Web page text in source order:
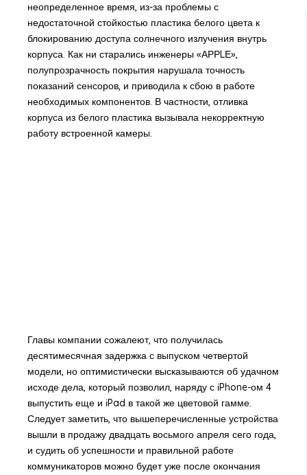
неопределенное время, из-за проблемы с
недостаточной стойкостью пластика белого цвета к
блокированию доступа солнечного излучения внутрь
корпуса. Как ни старались инженеры «АРРLЕ»,
полупрозрачность покрытия нарушала точность
показаний сенсоров, и приводила к сбою в работе
необходимых компонентов. В частности, отливка
корпуса из белого пластика вызывала некорректную
работу встроенной камеры.
Главы компании сожалеют, что получилась
десятимесячная задержка с выпуском четвертой
модели, но оптимистически высказываются об удачном
исходе дела, который позволил, наряду с іPhone-ом 4
выпустить еще и іPad в такой же цветовой гамме.
Следует заметить, что вышеперечисленные устройства
вышли в продажу двадцать восьмого апреля сего года,
и судить об успешности и правильной работе
коммуникаторов можно будет уже после окончания